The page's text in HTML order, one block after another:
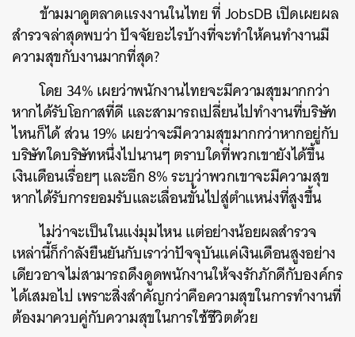
ข้ามมาดูตลาดแรงงานในไทย ที่ JobsDB เปิดเผยผล
สำรวจล่าสุดพบว่า ปัจจัยอะไรบ้างที่จะทำให้คนทำงานมี
ความสุขกับงานมากที่สุด?
โดย 34% เผยว่าพนักงานไทยจะมีความสุขมากกว่า
หากได้รับโอกาสที่ดี และสามารถเปลี่ยนไปทำงานที่บริษัท
ไหนก็ได้ ส่วน 19% เผยว่าจะมีความสุขมากกว่าหากอยู่กับ
บริษัทใดบริษัทหนึ่งไปนานๆ ตราบใดที่พวกเขายังได้ขึ้น
เงินเดือนเรื่อยๆ และอีก 8% ระบุว่าพวกเขาจะมีความสุข
หากได้รับการยอมรับและเลื่อนขั้นไปสู่ตำแหน่งที่สูงขึ้น
ไม่ว่าจะเป็นในแง่มุมไหน แต่อย่างน้อยผลสำรวจ
เหล่านี้ก็กำลังยืนยันกับเราว่าปัจจุบันแค่เงินเดือนสูงอย่าง
เดียวอาจไม่สามารถดึงดูดพนักงานให้จงรักภักดีกับองค์กร
ได้เสมอไป เพราะสิ่งสำคัญกว่าคือความสุขในการทำงานที่
ต้องมาควบคู่กับความสุขในการใช้ชีวิตด้วย